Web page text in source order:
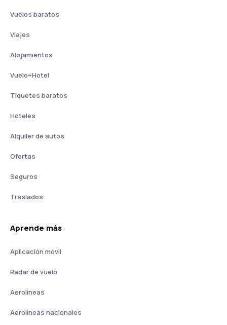
Vuelos baratos
Viajes
Alojamientos
Vuelo+Hotel
Tiquetes baratos
Hoteles
Alquiler de autos
Ofertas
Seguros
Traslados
Aprende más
Aplicación móvil
Radar de vuelo
Aerolíneas
Aerolíneas nacionales